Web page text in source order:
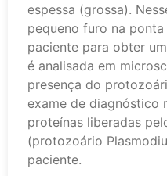
espessa (grossa).
pequeno furo na
paciente para obter
é analisada em
presença do
exame de diagnóstico
proteínas liberadas
(protozoário
paciente.